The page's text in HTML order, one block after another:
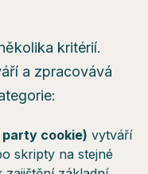
kritérií.
a zpracovává
cookie) vytváří
skripty na stejné